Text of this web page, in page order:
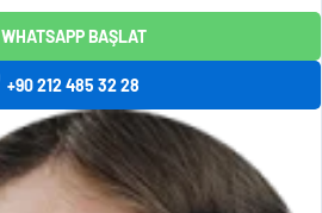
WHATSAPP BAŞLAT
+90 212 485 32 28